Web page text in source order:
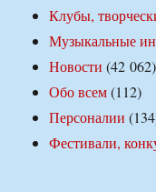
Клубы,
Музыкальные
Новости (42 062)
Обо всем(112)
Персоналии
Фестивали,